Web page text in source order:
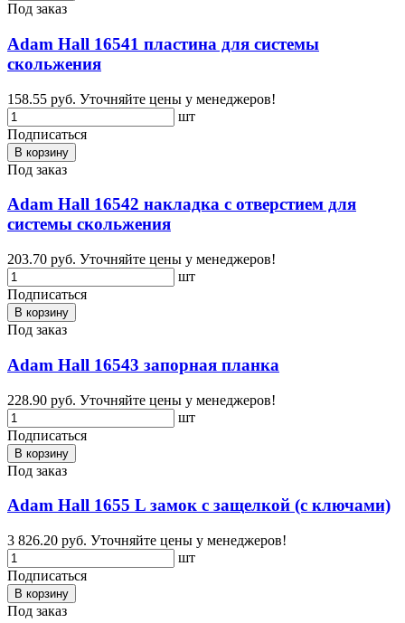
Под заказ
Adam Hall 16541 пластина для системы
скольжения
158.55 руб. Уточняйте цены у менеджеров!
шт
Подписаться
В корзину
Под заказ
Adam Hall 16542 накладка с отверстием для
системы скольжения
203.70 руб. Уточняйте цены у менеджеров!
шт
Подписаться
В корзину
Под заказ
Adam Hall 16543 запорная планка
228.90 руб. Уточняйте цены у менеджеров!
шт
Подписаться
В корзину
Под заказ
Adam Hall 1655 L замок с защелкой (с ключами)
3 826.20 руб. Уточняйте цены у менеджеров!
шт
Подписаться
В корзину
Под заказ